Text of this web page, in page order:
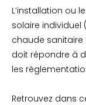
L’installation ou
solaire individuel
chaude sanitaire
doit répondre à
les
Retrouvez dans